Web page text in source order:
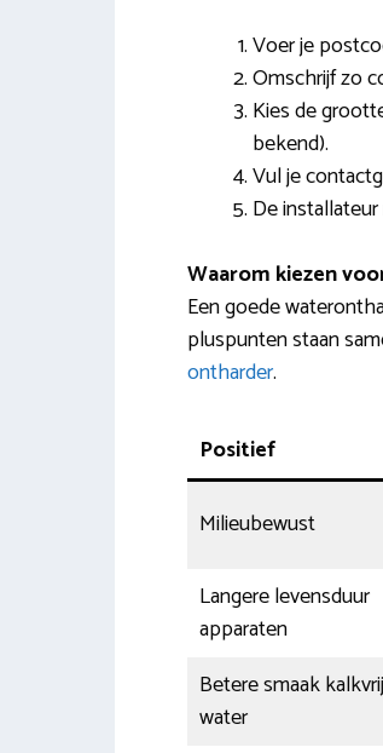
Voer je
Omschrijf zo
Kies de
bekend).
Vul je
De
Waarom kiezen
Een goede
pluspunten staan
ontharder.
Positief
Milieubewust
Langere levensduur
apparaten
Betere smaak kalkvrij
water